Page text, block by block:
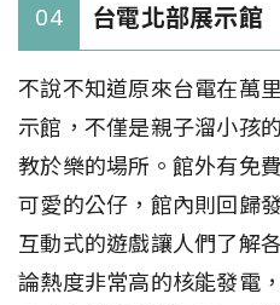
04 台電北部展示館
不說不知道原來台電在萬
示館，不僅是親子溜小孩
教於樂的場所。館外有免
可愛的公仔，館內則回歸
互動式的遊戲讓人們了解
論熱度非常高的核能發電